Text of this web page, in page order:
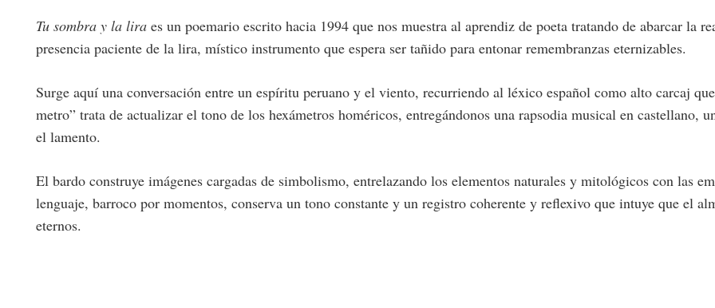
Tu sombra y la lira es un poemario escrito hacia 1994 que nos muestra al aprendiz de poeta tratando de abarcar la
presencia paciente de la lira, místico instrumento que espera ser tañido para entonar remembranzas eternizables.
Surge aquí una conversación entre un espíritu peruano y el viento, recurriendo al léxico español como alto carcaj
metro” trata de actualizar el tono de los hexámetros homéricos, entregándonos una rapsodia musical en
el lamento.
El bardo construye imágenes cargadas de simbolismo, entrelazando los elementos naturales y mitológicos con las
lenguaje, barroco por momentos, conserva un tono constante y un registro coherente y reflexivo que intuye que el
eternos.